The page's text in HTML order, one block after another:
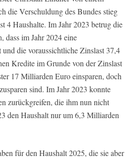
die Verschuldung des Bundes stieg
4 Haushalte. Im Jahr 2023 betrug die
dass im Jahr 2024 eine
die voraussichtliche Zinslast 37,4
Kredite im Grunde von der Zinslast
17 Milliarden Euro einsparen, doch
sind. Im Jahr 2023 konnte
zurückgreifen, die ihm nun nicht
den Haushalt nur um 6,3 Milliarden
für den Haushalt 2025, die sie aber